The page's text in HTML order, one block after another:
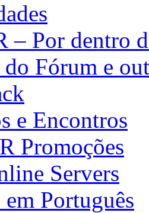
– Por dentro
do Fórum e
e Encontros
Promoções
Servers
Português